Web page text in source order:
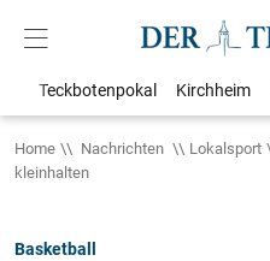
Teckbotenpokal Kirchheim
Home Nachrichten Lokalsport
kleinhalten
Basketball